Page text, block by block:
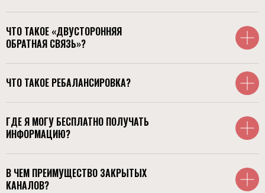
ЧТО ТАКОЕ «ДВУСТОРОННЯЯ
ОБРАТНАЯ СВЯЗЬ»?
ЧТО ТАКОЕ РЕБАЛАНСИРОВКА?
ГДЕ Я МОГУ БЕСПЛАТНО ПОЛУЧАТЬ
ИНФОРМАЦИЮ?
В ЧЕМ ПРЕИМУЩЕСТВО ЗАКРЫТЫХ
КАНАЛОВ?
© 2024 Trade by Booba
Обзоры
Тарифы
СОЦИАЛЬНЫЕ СЕТИ
Политика конфиденциальности